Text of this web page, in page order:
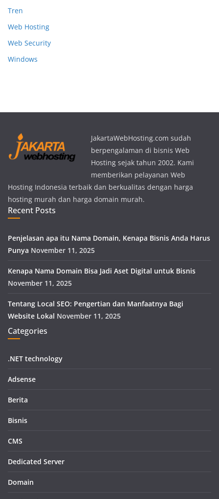
Tren
Web Hosting
Web Security
Windows
JakartaWebHosting.com sudah
berpengalaman di bisnis Web
Hosting sejak tahun 2002. Kami
memberikan pelayanan Web
Hosting Indonesia terbaik dan berkualitas dengan harga
hosting murah dan harga domain murah.
Recent Posts
Penjelasan apa itu Nama Domain, Kenapa Bisnis Anda Harus
Punya November 11, 2025
Kenapa Nama Domain Bisa Jadi Aset Digital untuk Bisnis
November 11, 2025
Tentang Local SEO: Pengertian dan Manfaatnya Bagi
Website Lokal November 11, 2025
Categories
.NET technology
Adsense
Berita
Bisnis
CMS
Dedicated Server
Domain